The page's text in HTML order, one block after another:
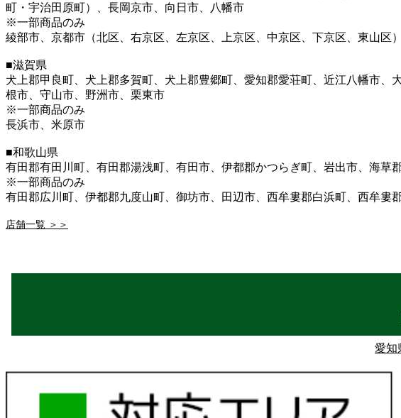
町・宇治田原町）、長岡京市、向日市、八幡市
※一部商品のみ
綾部市、京都市（北区、右京区、左京区、上京区、中京区、下京区、東山
■滋賀県
犬上郡甲良町、犬上郡多賀町、犬上郡豊郷町、愛知郡愛荘町、近江八幡市
根市、守山市、野洲市、栗東市
※一部商品のみ
長浜市、米原市
■和歌山県
有田郡有田川町、有田郡湯浅町、有田市、伊都郡かつらぎ町、岩出市、海草
※一部商品のみ
有田郡広川町、伊都郡九度山町、御坊市、田辺市、西牟婁郡白浜町、西牟
店舗一覧 ＞＞
愛知